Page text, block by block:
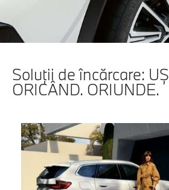
Soluţii de încărcare:
ORICÂND. ORIUNDE.